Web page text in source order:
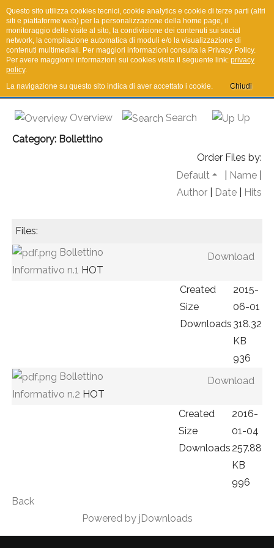
I.R.Co.T.
Overview Search
Up
Category: Bollettino
Order Files by:
Default
Name|
Author| Date| Hits
Files:
Bollettino
Informativo n.1 HOT
Download
Created
Size
Downloads
2015-
06-01
318.32
KB
936
Bollettino
Informativo n.2 HOT
Download
Created
Size
Downloads
2016-
01-04
257.88
KB
996
Back
Powered by jDownloads
Questo sito utilizza cookies tecnici, cookie analytics e cookie di terze parti (altri
siti e piattaforme web) per la personalizzazione della home page, il
monitoraggio delle visite al sito, la condivisione dei contenuti sui social
network, la compilazione automatica di moduli e/o la visualizzazione di
contenuti multimediali. Per maggiori informazioni consulta la Privacy Policy.
Per avere maggiorni informazioni sui cookies visita il seguente link: privacy
policy.
La navigazione su questo sito indica di aver accettato i cookie.
Chiudi